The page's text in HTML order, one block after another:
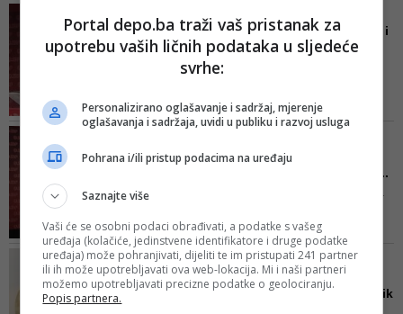
Edin Delić, Nermin Nikšić i
Svetozar Pudarić zvani...
Pravilnika o održavanju
unutarpartijskih izbora za
utvrdio da su kandidati ispunili
Unutarpartijski izbori u
SDP-u bit će održani 26. ...
Istaknuo je da je SDPBiH jedina
predsjednika
BORBA ZA LIDERSKU
FOTELJU
Ko će biti novi predsjednik
Portal depo.ba traži vaš pristanak za
upotrebu vaših ličnih podataka u sljedeće
svrhe:
Personalizirano oglašavanje i sadržaj, mjerenje
oglašavanja i sadržaja, uvidi u publiku i razvoj usluga
Pohrana i/ili pristup podacima na uređaju
Saznajte više
Vaši će se osobni podaci obrađivati, a podatke s vašeg
uređaja (kolačiće, jedinstvene identifikatore i druge podatke
uređaja) može pohranjivati, dijeliti te im pristupati 241 partner
ili ih može upotrebljavati ova web-lokacija. Mi i naši partneri
možemo upotrebljavati precizne podatke o geolociranju.
Popis partnera.